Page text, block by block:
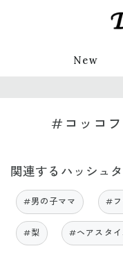
New
#コッコ
関連するハッシュ
#男の子ママ #フ
#梨 #ヘアスタイ